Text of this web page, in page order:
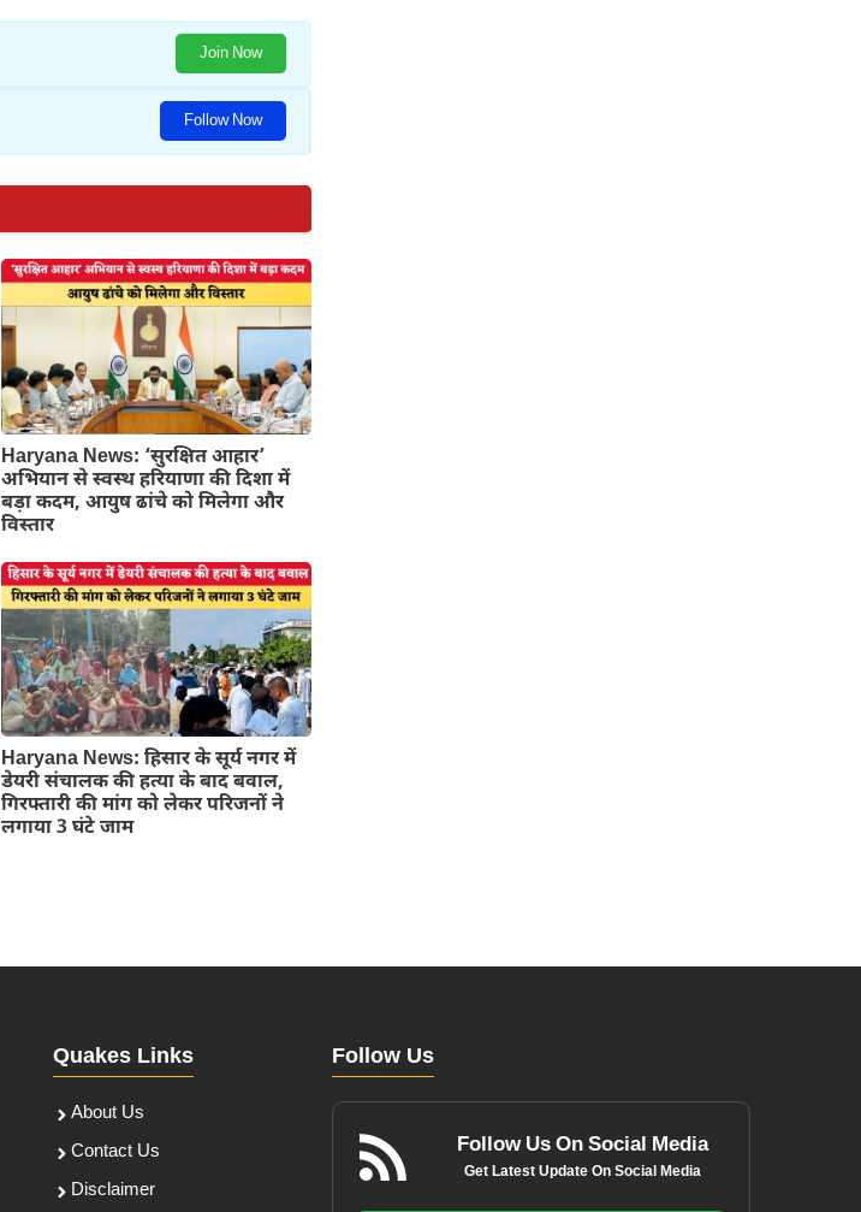
Join Now
Follow Now
Haryana News: ‘सुरक्षित आहार’
अभियान से स्वस्थ हरियाणा की दिशा में
बड़ा कदम, आयुष ढांचे को मिलेगा और
विस्तार
Haryana News: हिसार के सूर्य नगर में
डेयरी संचालक की हत्या के बाद बवाल,
गिरफ्तारी की मांग को लेकर परिजनों ने
लगाया 3 घंटे जाम
Quakes Links
About Us
Contact Us
Disclaimer
Follow Us
Follow Us On Social Media
Get Latest Update On Social Media